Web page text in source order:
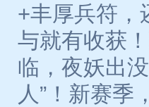
+丰厚兵符，
与就有收获
临，夜妖出
人”！新赛季